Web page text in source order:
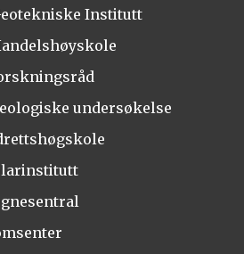
Institutt
undersøkelse